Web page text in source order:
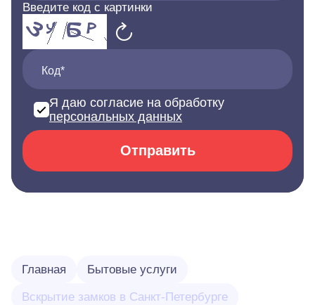
Введите код с картинки
Код*
Я даю согласие на обработку
персональных данных
Отправить
Главная Бытовые услуги
Вскрытие замков в Санкт-Петербурге